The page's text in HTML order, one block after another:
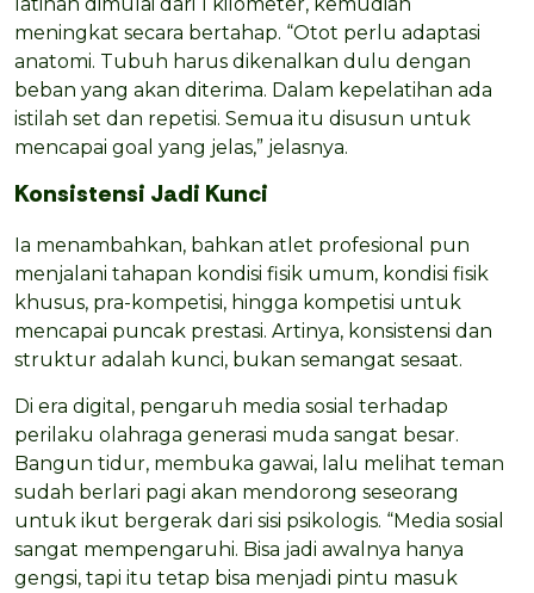
meningkat secara bertahap. “Otot perlu adaptasi
anatomi. Tubuh harus dikenalkan dulu dengan
beban yang akan diterima. Dalam kepelatihan ada
istilah set dan repetisi. Semua itu disusun untuk
mencapai goal yang jelas,” jelasnya.
Konsistensi Jadi Kunci
Ia menambahkan, bahkan atlet profesional pun
menjalani tahapan kondisi fisik umum, kondisi fisik
khusus, pra-kompetisi, hingga kompetisi untuk
mencapai puncak prestasi. Artinya, konsistensi dan
struktur adalah kunci, bukan semangat sesaat.
Di era digital, pengaruh media sosial terhadap
perilaku olahraga generasi muda sangat besar.
Bangun tidur, membuka gawai, lalu melihat teman
sudah berlari pagi akan mendorong seseorang
untuk ikut bergerak dari sisi psikologis. “Media sosial
sangat mempengaruhi. Bisa jadi awalnya hanya
gengsi, tapi itu tetap bisa menjadi pintu masuk